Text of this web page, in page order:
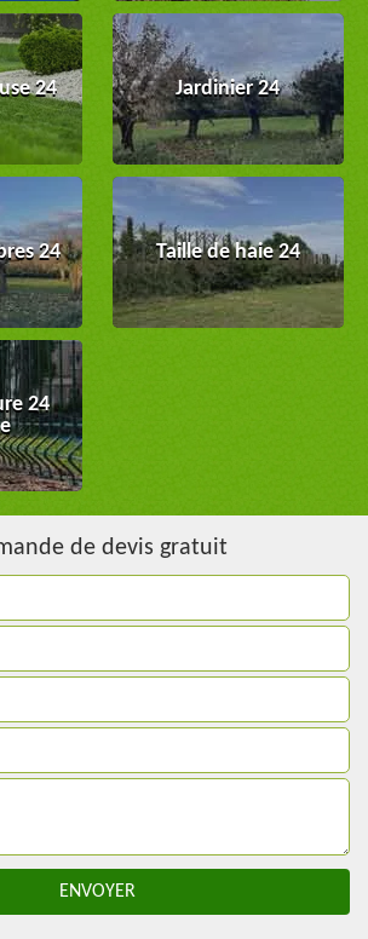
24 Jardinier 24
24 Taille de haie 24
24
de devis gratuit